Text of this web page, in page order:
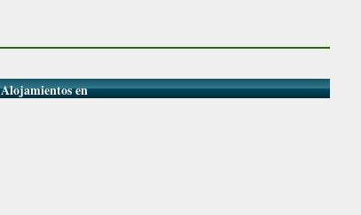
Alojamientos en